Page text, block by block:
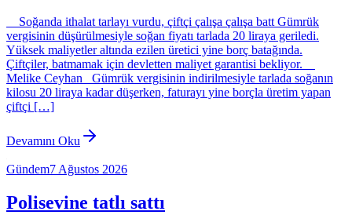
Soğanda ithalat tarlayı vurdu, çiftçi çalışa çalışa batt Gümrük
vergisinin düşürülmesiyle soğan fiyatı tarlada 20 liraya geriledi.
Yüksek maliyetler altında ezilen üretici yine borç batağında.
Çiftçiler, batmamak için devletten maliyet garantisi bekliyor.
Melike Ceyhan Gümrük vergisinin indirilmesiyle tarlada soğanın
kilosu 20 liraya kadar düşerken, faturayı yine borçla üretim yapan
çiftçi […]
Devamını Oku
Gündem7 Ağustos 2026
Polisevine tatlı sattı